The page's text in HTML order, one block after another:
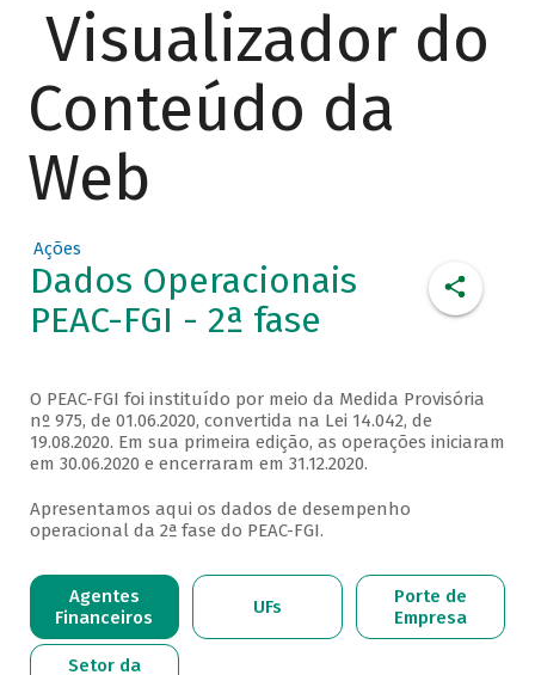
Visualizador do
Conteúdo da
Web
Ações
Dados Operacionais
PEAC-FGI - 2ª fase
O PEAC-FGI foi instituído por meio da Medida Provisória
nº 975, de 01.06.2020, convertida na Lei 14.042, de
19.08.2020. Em sua primeira edição, as operações iniciaram
em 30.06.2020 e encerraram em 31.12.2020.
Apresentamos aqui os dados de desempenho
operacional da 2ª fase do PEAC-FGI.